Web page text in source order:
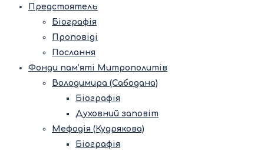
Предстоятель
Біографія
Проповіді
Послання
Фонди пам’яті Митрополитів
Володимира (Сабодана)
Біографія
Духовний заповіт
Мефодія (Кудрякова)
Біографія